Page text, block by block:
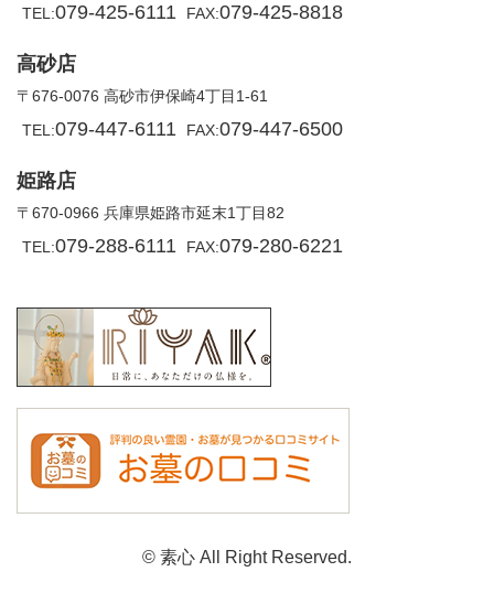
TEL:079-425-6111 FAX:079-425-8818
高砂店
〒676-0076 高砂市伊保崎4丁目1-61
TEL:079-447-6111 FAX:079-447-6500
姫路店
〒670-0966 兵庫県姫路市延末1丁目82
TEL:079-288-6111 FAX:079-280-6221
© 素心 All Right Reserved.